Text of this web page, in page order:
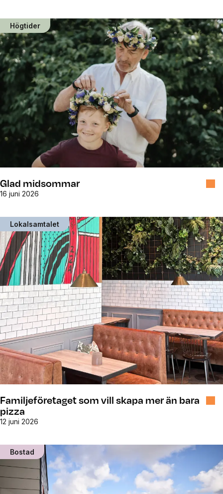
Högtider
Glad midsommar
16 juni 2026
Lokalsamtalet
Familjeföretaget som vill skapa mer än bara
pizza
12 juni 2026
Bostad